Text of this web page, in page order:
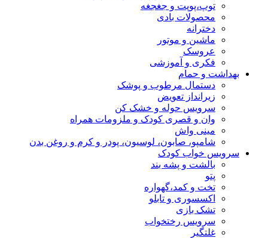
توپ،پوپت و جغجغه
محصولات بادی
دخترانه
ماشین و موتور
عروسک
فکری و آموزشی
بهداشت و حمام
دستمال مرطوب و پوشک
زیرانداز تعویض
سرویس حوله و خشک کن
وان و قصری کودک و ملزومات همراه
مینی واش
شامپو، صابون، لوسیون، پودر و کرم و روغن بدن
سرویس خواب کودک
بالشت و پشه بند
پتو
تخت و کمد،گهواره
اکسسوری و تابلو
تشک بازی
سرویس رختخواب
غلتگیر